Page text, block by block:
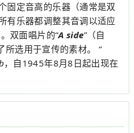
固定音高的乐器（通常是双
有乐器都调整其音调以适应
双面唱片的“A side”（自
所选用于宣传的素材。 “
，自1945年8月8日起出现在